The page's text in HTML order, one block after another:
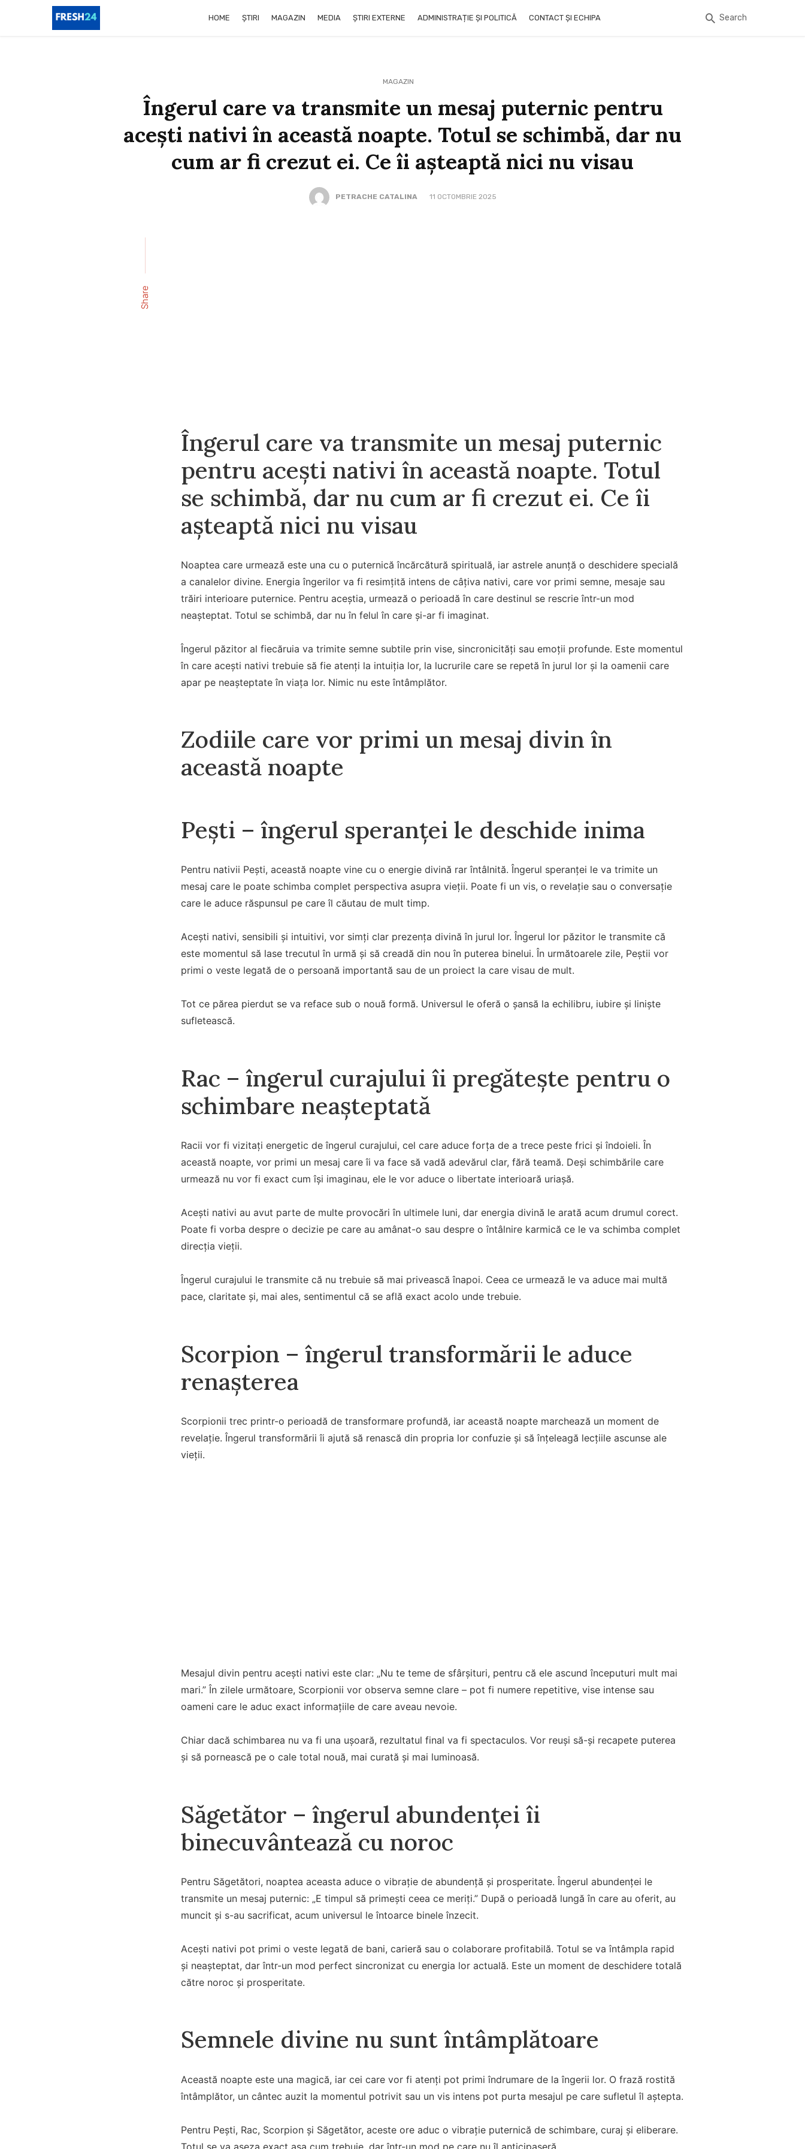
HOME ȘTIRI MAGAZIN MEDIA ȘTIRI EXTERNE ADMINISTRAȚIE ȘI POLITICĂ CONTACT ȘI ECHIPA Search
MAGAZIN
Îngerul care va transmite un mesaj puternic pentru
acești nativi în această noapte. Totul se schimbă, dar nu
cum ar fi crezut ei. Ce îi așteaptă nici nu visau
PETRACHE CATALINA 11 OCTOMBRIE 2025
Share
Îngerul care va transmite un mesaj puternic
pentru acești nativi în această noapte. Totul
se schimbă, dar nu cum ar fi crezut ei. Ce îi
așteaptă nici nu visau
Noaptea care urmează este una cu o puternică încărcătură spirituală, iar astrele anunță o deschidere specială
a canalelor divine. Energia îngerilor va fi resimțită intens de câțiva nativi, care vor primi semne, mesaje sau
trăiri interioare puternice. Pentru aceștia, urmează o perioadă în care destinul se rescrie într-un mod
neașteptat. Totul se schimbă, dar nu în felul în care și-ar fi imaginat.
Îngerul păzitor al fiecăruia va trimite semne subtile prin vise, sincronicități sau emoții profunde. Este momentul
în care acești nativi trebuie să fie atenți la intuiția lor, la lucrurile care se repetă în jurul lor și la oamenii care
apar pe neașteptate în viața lor. Nimic nu este întâmplător.
Zodiile care vor primi un mesaj divin în
această noapte
Pești – îngerul speranței le deschide inima
Pentru nativii Pești, această noapte vine cu o energie divină rar întâlnită. Îngerul speranței le va trimite un
mesaj care le poate schimba complet perspectiva asupra vieții. Poate fi un vis, o revelație sau o conversație
care le aduce răspunsul pe care îl căutau de mult timp.
Acești nativi, sensibili și intuitivi, vor simți clar prezența divină în jurul lor. Îngerul lor păzitor le transmite că
este momentul să lase trecutul în urmă și să creadă din nou în puterea binelui. În următoarele zile, Peștii vor
primi o veste legată de o persoană importantă sau de un proiect la care visau de mult.
Tot ce părea pierdut se va reface sub o nouă formă. Universul le oferă o șansă la echilibru, iubire și liniște
sufletească.
Rac – îngerul curajului îi pregătește pentru o
schimbare neașteptată
Racii vor fi vizitați energetic de îngerul curajului, cel care aduce forța de a trece peste frici și îndoieli. În
această noapte, vor primi un mesaj care îi va face să vadă adevărul clar, fără teamă. Deși schimbările care
urmează nu vor fi exact cum își imaginau, ele le vor aduce o libertate interioară uriașă.
Acești nativi au avut parte de multe provocări în ultimele luni, dar energia divină le arată acum drumul corect.
Poate fi vorba despre o decizie pe care au amânat-o sau despre o întâlnire karmică ce le va schimba complet
direcția vieții.
Îngerul curajului le transmite că nu trebuie să mai privească înapoi. Ceea ce urmează le va aduce mai multă
pace, claritate și, mai ales, sentimentul că se află exact acolo unde trebuie.
Scorpion – îngerul transformării le aduce
renașterea
Scorpionii trec printr-o perioadă de transformare profundă, iar această noapte marchează un moment de
revelație. Îngerul transformării îi ajută să renască din propria lor confuzie și să înțeleagă lecțiile ascunse ale
vieții.
Mesajul divin pentru acești nativi este clar: „Nu te teme de sfârșituri, pentru că ele ascund începuturi mult mai
mari.” În zilele următoare, Scorpionii vor observa semne clare – pot fi numere repetitive, vise intense sau
oameni care le aduc exact informațiile de care aveau nevoie.
Chiar dacă schimbarea nu va fi una ușoară, rezultatul final va fi spectaculos. Vor reuși să-și recapete puterea
și să pornească pe o cale total nouă, mai curată și mai luminoasă.
Săgetător – îngerul abundenței îi
binecuvântează cu noroc
Pentru Săgetători, noaptea aceasta aduce o vibrație de abundență și prosperitate. Îngerul abundenței le
transmite un mesaj puternic: „E timpul să primești ceea ce meriți.” După o perioadă lungă în care au oferit, au
muncit și s-au sacrificat, acum universul le întoarce binele înzecit.
Acești nativi pot primi o veste legată de bani, carieră sau o colaborare profitabilă. Totul se va întâmpla rapid
și neașteptat, dar într-un mod perfect sincronizat cu energia lor actuală. Este un moment de deschidere totală
către noroc și prosperitate.
Semnele divine nu sunt întâmplătoare
Această noapte este una magică, iar cei care vor fi atenți pot primi îndrumare de la îngerii lor. O frază rostită
întâmplător, un cântec auzit la momentul potrivit sau un vis intens pot purta mesajul pe care sufletul îl aștepta.
Pentru Pești, Rac, Scorpion și Săgetător, aceste ore aduc o vibrație puternică de schimbare, curaj și eliberare.
Totul se va așeza exact așa cum trebuie, dar într-un mod pe care nu îl anticipaseră.